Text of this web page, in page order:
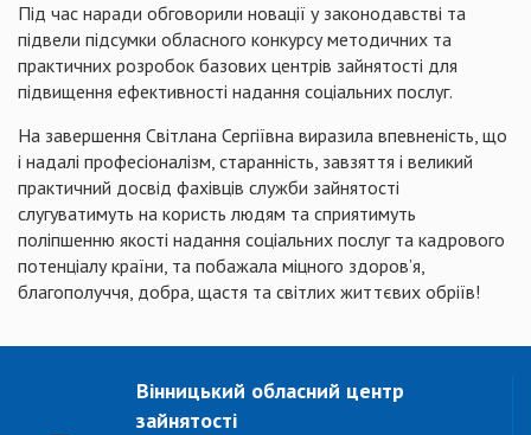
Під час наради обговорили новації у законодавстві та
підвели підсумки обласного конкурсу методичних та
практичних розробок базових центрів зайнятості для
підвищення ефективності надання соціальних послуг.
На завершення Світлана Сергіївна виразила впевненість, що
і надалі професіоналізм, старанність, завзяття і великий
практичний досвід фахівців служби зайнятості
слугуватимуть на користь людям та сприятимуть
поліпшенню якості надання соціальних послуг та кадрового
потенціалу країни, та побажала міцного здоров’я,
благополуччя, добра, щастя та світлих життєвих обріїв!
Вінницький обласний центр
зайнятості